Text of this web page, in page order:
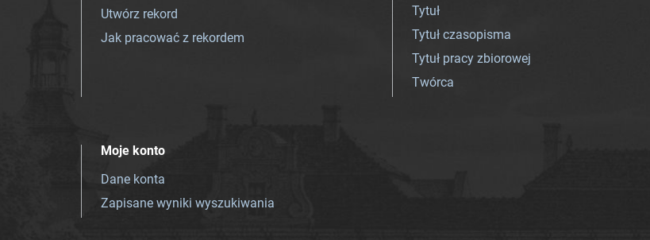
Utwórz rekord
Jak pracować z rekordem
Tytuł
Tytuł czasopisma
Tytuł pracy zbiorowej
Twórca
Moje konto
Dane konta
Zapisane wyniki wyszukiwania